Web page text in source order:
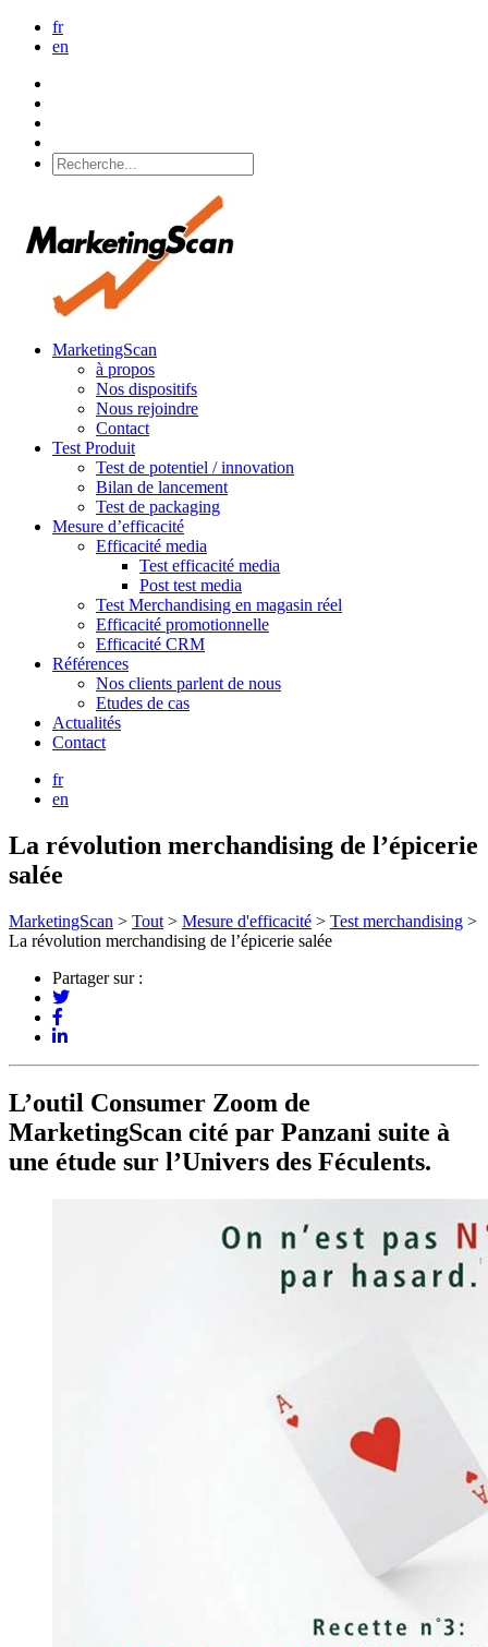
fr
en
MarketingScan
à propos
Nos dispositifs
Nous rejoindre
Contact
Test Produit
Test de potentiel / innovation
Bilan de lancement
Test de packaging
Mesure d’efficacité
Efficacité media
Test efficacité media
Post test media
Test Merchandising en magasin réel
Efficacité promotionnelle
Efficacité CRM
Références
Nos clients parlent de nous
Etudes de cas
Actualités
Contact
fr
en
La révolution merchandising de l’épicerie
salée
MarketingScan > Tout > Mesure d'efficacité > Test merchandising >
La révolution merchandising de l’épicerie salée
Partager sur :
L’outil Consumer Zoom de
MarketingScan cité par Panzani suite à
une étude sur l’Univers des Féculents.